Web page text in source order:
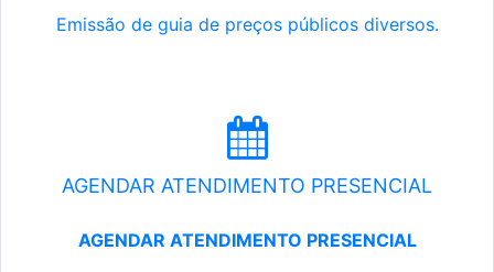
Emissão de guia de preços públicos diversos.
AGENDAR ATENDIMENTO PRESENCIAL
AGENDAR ATENDIMENTO PRESENCIAL